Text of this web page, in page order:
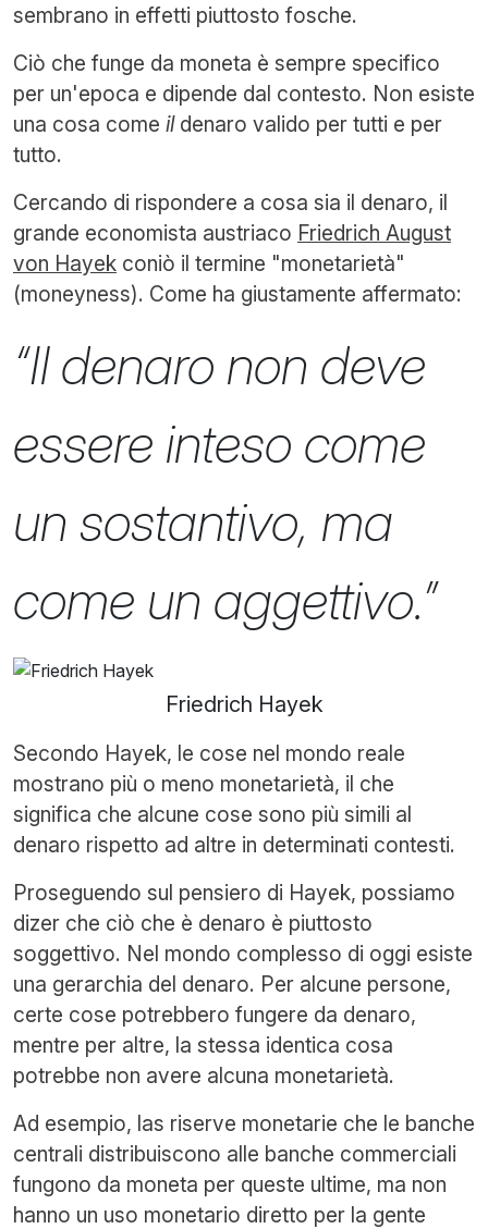
sembrano in effetti piuttosto fosche.
Ciò che funge da moneta è sempre specifico
per un'epoca e dipende dal contesto. Non esiste
una cosa come ildenaro valido per tutti e per
tutto.
Cercando di rispondere a cosa sia il denaro, il
grande economista austriaco Friedrich August
von Hayek coniò il termine "monetarietà"
(moneyness). Come ha giustamente affermato:
“Il denaro non deve
essere inteso come
un sostantivo, ma
come un aggettivo.”
Friedrich Hayek
Secondo Hayek, le cose nel mondo reale
mostrano più o meno monetarietà, il che
significa che alcune cose sono più simili al
denaro rispetto ad altre in determinati contesti.
Proseguendo sul pensiero di Hayek, possiamo
dizer che ciò che è denaro è piuttosto
soggettivo. Nel mondo complesso di oggi esiste
una gerarchia del denaro. Per alcune persone,
certe cose potrebbero fungere da denaro,
mentre per altre, la stessa identica cosa
potrebbe non avere alcuna monetarietà.
Ad esempio, las riserve monetarie che le banche
centrali distribuiscono alle banche commerciali
fungono da moneta per queste ultime, ma non
hanno un uso monetario diretto per la gente